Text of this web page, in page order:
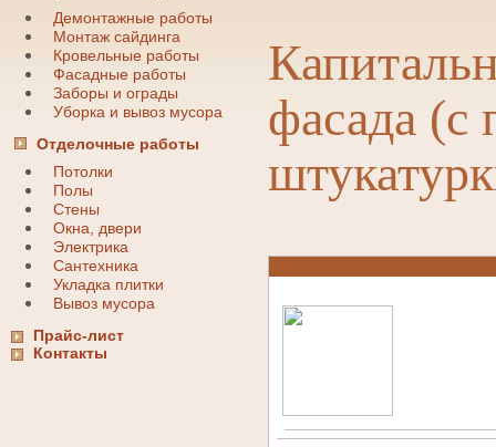
Демонтажные работы
Монтаж сайдинга
Кровельные работы
Фасадные работы
Заборы и ограды
Уборка и вывоз мусора
Отделочные работы
Потолки
Полы
Стены
Окна, двери
Электрика
Сантехника
Укладка плитки
Вывоз мусора
Прайс-лист
Контакты
фасада (с